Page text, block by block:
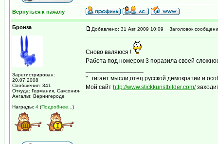
Вернуться к началу
Бронза
Зарегистрирован:
20.07.2008
Сообщения: 341
Откуда: Германия, Саксония-
Ангальт, Вернигероде
Награды: 4 (Подробнее... )
Добавлено: 31 Авг 2009 10:09 Заголовок
Сново валяюся !
Работа под номером 3 поразила своей
"...гигант мысли,отец русской демократии и
Мой сайт http://www.stickkunstbilder.com/